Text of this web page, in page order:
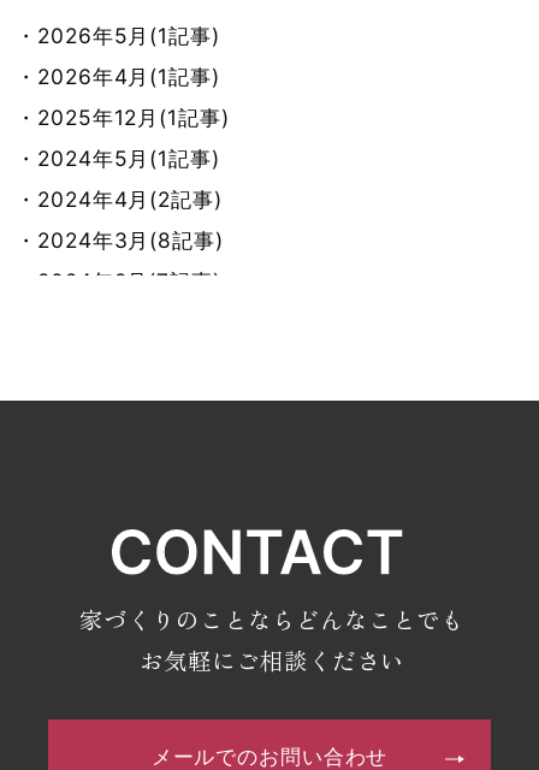
・2026年5月(1記事)
・2026年4月(1記事)
・2025年12月(1記事)
・2024年5月(1記事)
・2024年4月(2記事)
・2024年3月(8記事)
・2024年2月(7記事)
・2023年11月(7記事)
・2023年8月(8記事)
・2023年7月(9記事)
・2023年6月(7記事)
・2023年5月(9記事)
家づくりのことならどんなことでも
お気軽にご相談ください
メールでのお問い合わせ